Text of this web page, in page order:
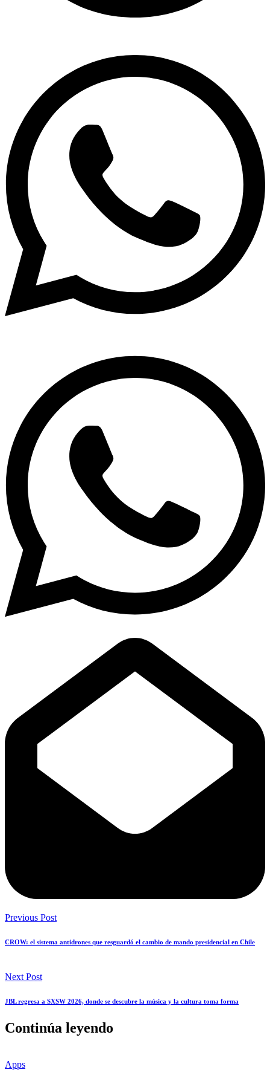
Previous Post
CROW: el sistema antidrones que resguardó el cambio de mando presidencial en Chile
Next Post
JBL regresa a SXSW 2026, donde se descubre la música y la cultura toma forma
Continúa leyendo
Apps